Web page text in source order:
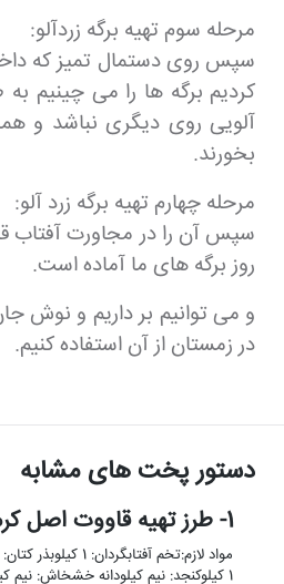
مرحله سوم تهیه برگه زردآلو:
سپس روی دستمال تمیز که
کردیم برگه ها را می چینیم
آلویی روی دیگری نباشد و
بخورند.
مرحله چهارم تهیه برگه زرد آلو:
روز برگه های ما آماده است.
و می توانیم بر داریم و نوش
در زمستان از آن استفاده کنیم.
دستور پخت های مشابه
1- طرز تهیه قاووت اصل کرمان
1 کیلوکنجد: نیم کیلودانه خشخاش: نیم کیلوتخم خرفه: نیم کیلوتخم …